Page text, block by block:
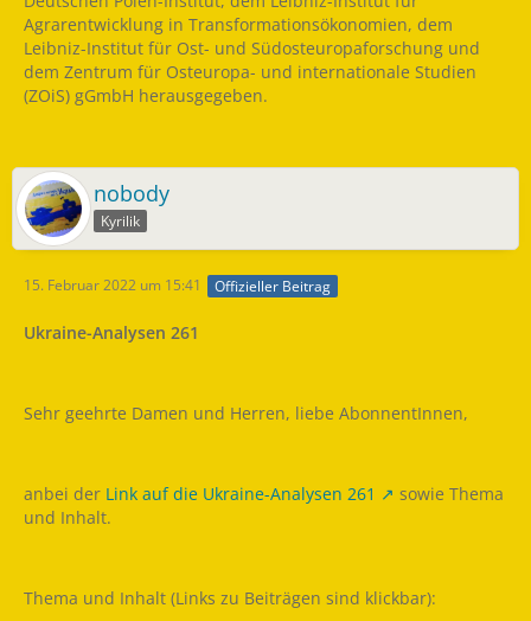
Agrarentwicklung in Transformationsökonomien, dem
Leibniz-Institut für Ost- und Südosteuropaforschung und
dem Zentrum für Osteuropa- und internationale Studien
(ZOiS) gGmbH herausgegeben.
nobody
Kyrilik
15. Februar 2022 um 15:41 Offizieller Beitrag
Ukraine-Analysen 261
Sehr geehrte Damen und Herren, liebe AbonnentInnen,
anbei der Link auf die Ukraine-Analysen 261
sowie Thema
und Inhalt.
Thema und Inhalt (Links zu Beiträgen sind klickbar):